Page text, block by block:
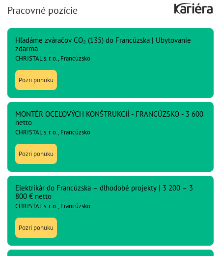
Pracovné pozície
Hľadáme zváračov CO₂ (135) do Francúzska | Ubytovanie
zdarma
CHRISTAL s. r. o., Francúzsko
Pozri ponuku
MONTÉR OCEĽOVÝCH KONŠTRUKCIÍ - FRANCÚZSKO - 3 600
netto
CHRISTAL s. r. o., Francúzsko
Pozri ponuku
Elektrikár do Francúzska – dlhodobé projekty | 3 200 – 3
800 € netto
CHRISTAL s. r. o., Francúzsko
Pozri ponuku